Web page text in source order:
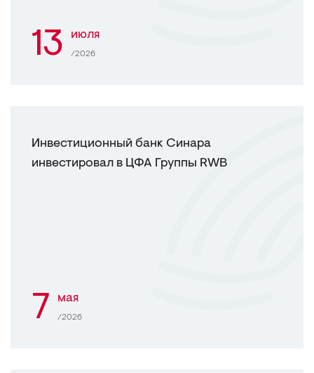
13 июля
/2026
Инвестиционный банк Синара
инвестировал в ЦФА Группы RWB
7 мая
/2026